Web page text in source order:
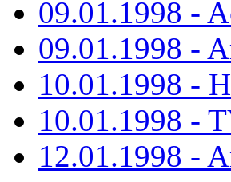
09.01.1998 -
09.01.1998 -
10.01.1998 -
10.01.1998 -
12.01.1998 -